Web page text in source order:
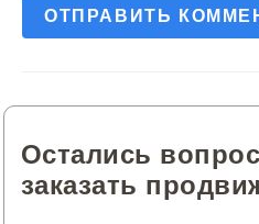
Остались
заказать